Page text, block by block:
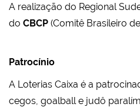
A realização do Regional
do CBCP (Comitê Brasileiro
Patrocínio
A Loterias Caixa é a
cegos, goalball e judô